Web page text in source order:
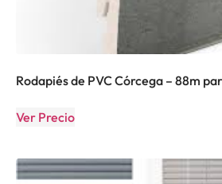
Rodapiés de PVC Córcega – 88m
Ver Precio